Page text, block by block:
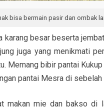
bisa bermain pasir dan ombak
karang besar beserta
juga yang menikmati
Memang bibir pantai
pantai Mesra di sebelah
makan mie dan bakso di